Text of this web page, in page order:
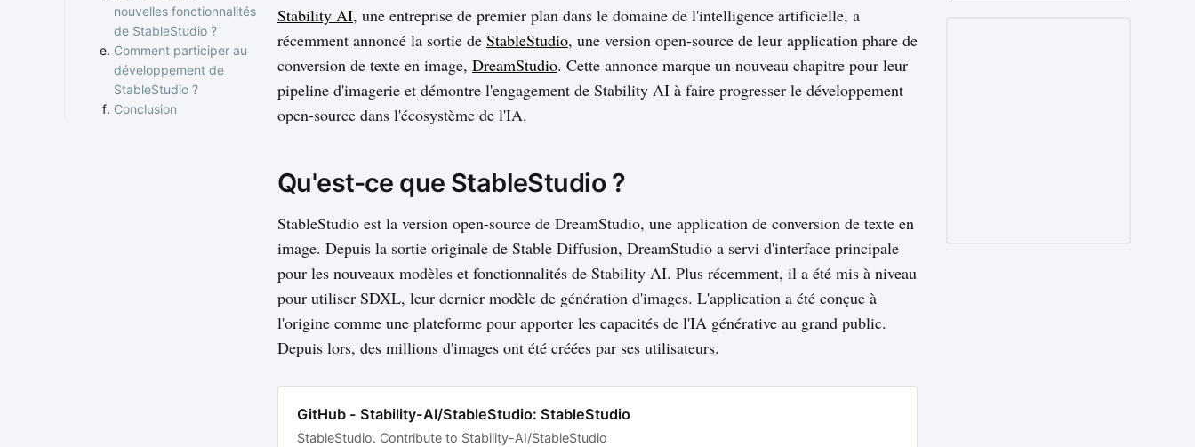
nouvelles fonctionnalités
de StableStudio ?
Comment participer au
développement de
StableStudio ?
Conclusion
Stability AI, une entreprise de premier plan dans le domaine de l'intelligence artificielle, a
récemment annoncé la sortie de StableStudio, une version open-source de leur application phare de
conversion de texte en image, DreamStudio. Cette annonce marque un nouveau chapitre pour leur
pipeline d'imagerie et démontre l'engagement de Stability AI à faire progresser le développement
open-source dans l'écosystème de l'IA.
Qu'est-ce que StableStudio ?
StableStudio est la version open-source de DreamStudio, une application de conversion de texte en
image. Depuis la sortie originale de Stable Diffusion, DreamStudio a servi d'interface principale
pour les nouveaux modèles et fonctionnalités de Stability AI. Plus récemment, il a été mis à niveau
pour utiliser SDXL, leur dernier modèle de génération d'images. L'application a été conçue à
l'origine comme une plateforme pour apporter les capacités de l'IA générative au grand public.
Depuis lors, des millions d'images ont été créées par ses utilisateurs.
GitHub - Stability-AI/StableStudio: StableStudio
StableStudio. Contribute to Stability-AI/StableStudio